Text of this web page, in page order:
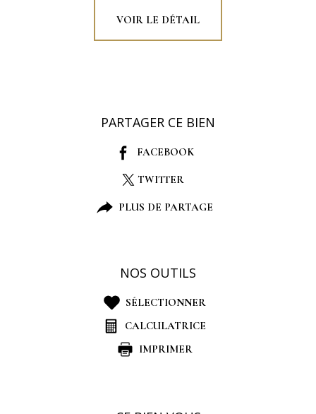
VOIR LE DÉTAIL
PARTAGER CE BIEN
FACEBOOK
TWITTER
PLUS DE PARTAGE
NOS OUTILS
SÉLECTIONNER
CALCULATRICE
IMPRIMER